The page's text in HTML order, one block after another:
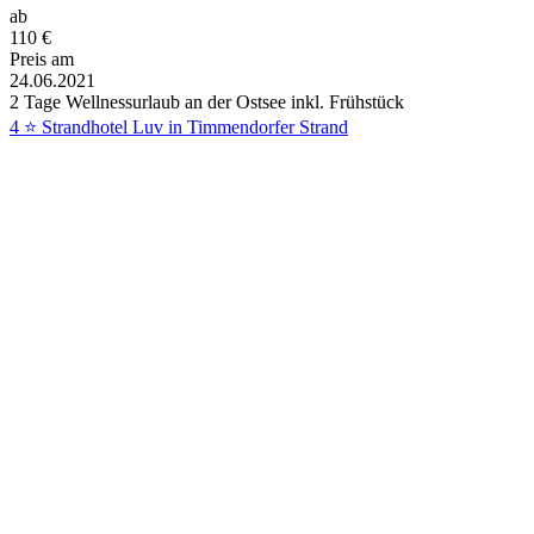
ab
110 €
Preis am
24.06.2021
2 Tage Wellnessurlaub an der Ostsee inkl. Frühstück
4 ⭐ Strandhotel Luv in Timmendorfer Strand